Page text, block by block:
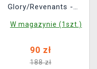
Glory/Revenants -
W magazynie (1szt.)
90 zł
188 zł